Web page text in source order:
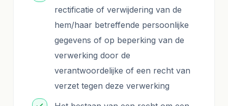
rectificatie of verwijdering van de
hem/haar betreffende persoonlijke
gegevens of op beperking van de
verwerking door de
verantwoordelijke of een recht van
verzet tegen deze verwerking